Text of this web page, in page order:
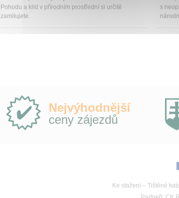
Pohodu a klid v přírodním prostřední si určitě
zamilujete.
s
Proč
e-
Slovensko.cz?
Nejvýhodnější
ceny zájezdů
Ke stažení– Tištěné